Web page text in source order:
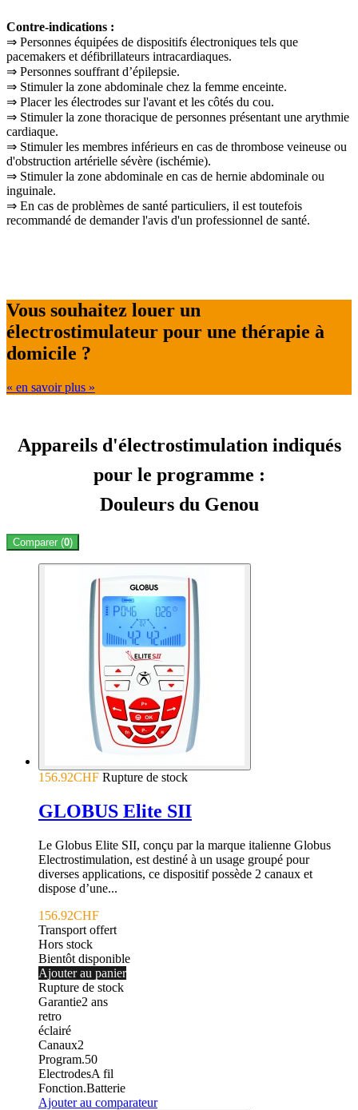
Contre-indications :
⇒ Personnes équipées de dispositifs électroniques tels que
pacemakers et défibrillateurs intracardiaques.
⇒ Personnes souffrant d’épilepsie.
⇒ Stimuler la zone abdominale chez la femme enceinte.
⇒ Placer les électrodes sur l'avant et les côtés du cou.
⇒ Stimuler la zone thoracique de personnes présentant une arythmie
cardiaque.
⇒ Stimuler les membres inférieurs en cas de thrombose veineuse ou
d'obstruction artérielle sévère (ischémie).
⇒ Stimuler la zone abdominale en cas de hernie abdominale ou
inguinale.
⇒ En cas de problèmes de santé particuliers, il est toutefois
recommandé de demander l'avis d'un professionnel de santé.
Vous souhaitez louer un
électrostimulateur pour une thérapie à
domicile ?
« en savoir plus »
Appareils d'électrostimulation indiqués
pour le programme :
Douleurs du Genou
Comparer (0)
156.92CHF Rupture de stock
GLOBUS Elite SII
Le Globus Elite SII, conçu par la marque italienne Globus
Electrostimulation, est destiné à un usage groupé pour
diverses applications, ce dispositif possède 2 canaux et
dispose d’une...
156.92CHF
Transport offert
Hors stock
Bientôt disponible
Ajouter au panier
Rupture de stock
Garantie2 ans
retro
éclairé
Canaux2
Program.50
ElectrodesA fil
Fonction.Batterie
Ajouter au comparateur